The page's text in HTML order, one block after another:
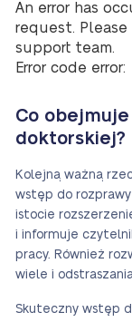
An error has
request.
support team.
Error code error:
Co
doktorskiej?
Kolejną ważną
wstęp do
istocie
i informuje
pracy. Również
wiele i
Skuteczny wstęp